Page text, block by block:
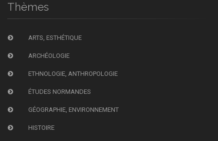
Thèmes
ARTS, ESTHÉTIQUE
ARCHÉOLOGIE
ETHNOLOGIE, ANTHROPOLOGIE
ÉTUDES NORMANDES
GÉOGRAPHIE, ENVIRONNEMENT
HISTOIRE